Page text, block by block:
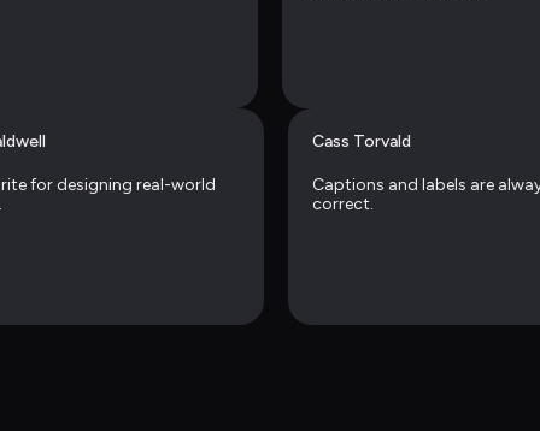
for designing real-world
Cass Torvald
Captions and labels are
correct.